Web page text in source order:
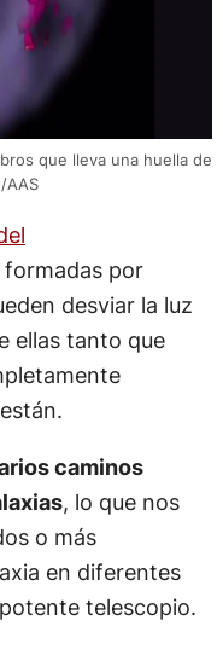
que lleva una huella de
AAS
formadas por
desviar la luz
ellas tanto que
caminos
, lo que nos
o más
en diferentes
telescopio.